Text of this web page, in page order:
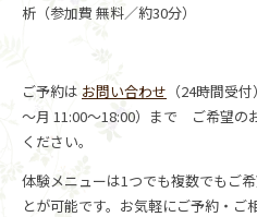
析（参加費 無料／約30分）
ご予約は お問い合わせ （24時間受
～月 11:00～18:00）まで ご希望の
ください。
体験メニューは1つでも複数でもご
とが可能です。お気軽にご予約・ご